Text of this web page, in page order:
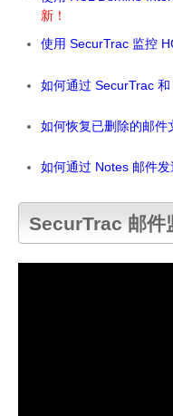
新！
使用 SecurTrac 监控
如何通过 SecurTrac
如何恢复已删除的邮件
如何通过 Notes 邮件
SecurTrac 邮件